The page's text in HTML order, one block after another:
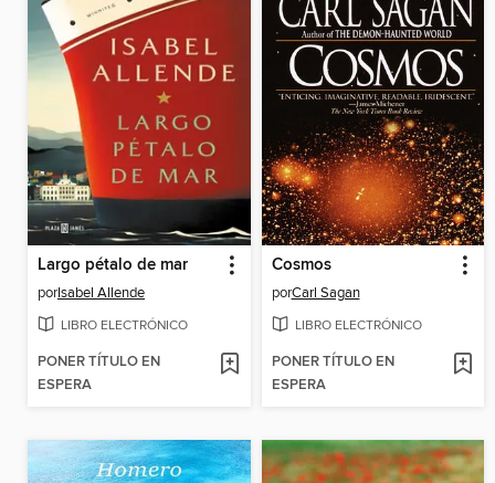
Largo pétalo de mar
porIsabel Allende
LIBRO ELECTRÓNICO
PONER TÍTULO EN
ESPERA
Cosmos
porCarl Sagan
LIBRO ELECTRÓNICO
PONER TÍTULO EN
ESPERA